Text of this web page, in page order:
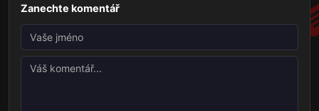
Zanechte komentář